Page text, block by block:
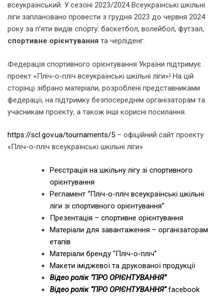
всеукраїнський. У сезоні 2023/2024 Всеукраїнські шкільні
ліги заплановано провести з грудня 2023 до червня 2024
року за п’яти видів спорту: баскетбол, волейбол, футзал,
спортивне орієнтування та черліденг.
Федерація спортивного орієнтування України підтримує
проект «Пліч-о-пліч всеукраїнські шкільні ліги»! На цій
сторінці зібрано матеріали, розроблені представниками
федерації, на підтримку безпосереднім організаторам та
учасникам проекту, а також інші корисні посилання.
https://scl.gov.ua/tournaments/5 – офіційний сайт проекту
«Пліч-о-пліч всеукраїнські шкільні ліги»
Реєстрація на шкільну лігу зі спортивного
орієнтування
Регламент “Пліч-о-пліч всеукраїнські шкільні
ліги зі спортивного орієнтування”
Презентація – спортивне орієнтування
Матеріали для завантаження – організаторам
етапів
Матеріали бренду “Пліч-о-пліч”
Макети іміджевої та друкованої продукції
Відео ролік “ПРО ОРІЄНТУВАННЯ”
Відео ролік “ПРО ОРІЄНТУВАННЯ”facebook